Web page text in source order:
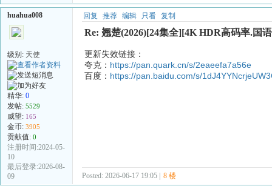
huahua008
级别: 天使
精华: 0
发帖: 5529
威望: 165
金币: 3905
贡献值: 0
注册时间:2024-05-
10
最后登录:2026-08-
09
回复 推荐 编辑 只看 复制
Re: 翘楚(2026)[24集全][4K HDR高码率.国
更新失效链接：
夸克： https://pan.quark.cn/s/2eaeefa7a56e
百度： https://pan.baidu.com/s/
Posted: 2026-06-17 19:05 | 8 楼